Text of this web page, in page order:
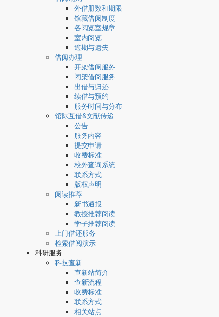
外借册数和期限
馆藏借阅制度
各阅览室规章
室内阅览
逾期与遗失
借阅办理
开架借阅服务
闭架借阅服务
出借与归还
续借与预约
服务时间与分布
馆际互借&文献传递
公告
服务内容
提交申请
收费标准
校外查询系统
联系方式
版权声明
阅读推荐
新书通报
教授推荐阅读
学子推荐阅读
上门借还服务
检索借阅演示
科研服务
科技查新
查新站简介
查新流程
收费标准
联系方式
相关站点